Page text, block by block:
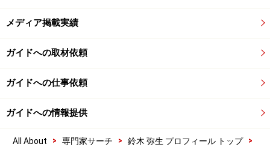
メディア掲載実績
ガイドへの取材依頼
ガイドへの仕事依頼
ガイドへの情報提供
All About > 専門家サーチ > 鈴木 弥生 プロフィール トップ
>